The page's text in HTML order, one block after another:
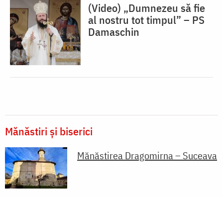
(Video) „Dumnezeu să fie
al nostru tot timpul” – PS
Damaschin
Mănăstiri și biserici
Mănăstirea Dragomirna – Suceava